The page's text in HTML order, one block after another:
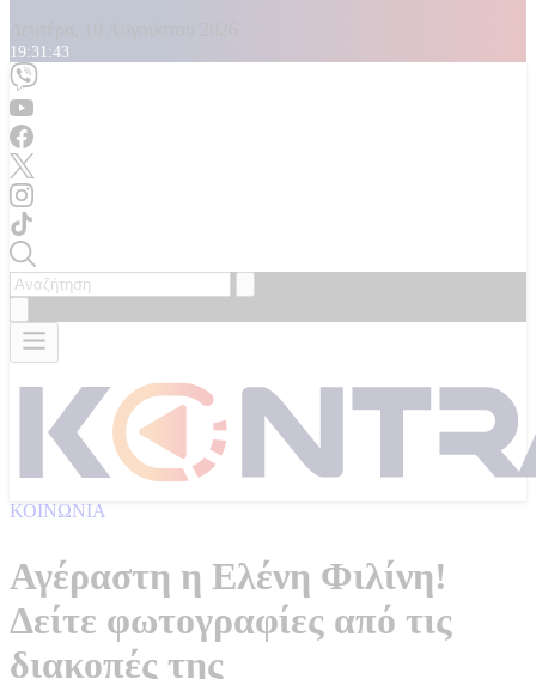
19:31:44
ΚΟΙΝΩΝΙΑ
Αγέραστη η Ελένη Φιλίνη!
Δείτε φωτογραφίες από τις
διακοπές της